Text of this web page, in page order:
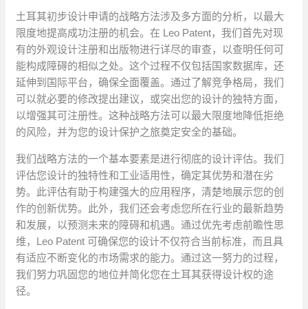
土耳其初步设计申请的战略方法涉及多方面的分析，以最大
限度地提高成功注册的机会。在 Leo Patent，我们首先对现
有的外观设计注册和出版物进行详尽的审查，以查明任何可
能构成障碍的相似之处。这个过程不仅包括国家数据库，还
延伸到国际平台，确保全面覆盖。通过了解竞争格局，我们
可以就必要的修改提出建议，或突出您的设计的独特方面，
以增强其可注册性。这种战略方法可以最大限度地降低拒绝
的风险，并为您的设计保护之旅奠定安全的基础。
我们战略方法的一个基本要素是进行彻底的设计评估。我们
评估您设计的独特性和工业适用性，确定其优势和潜在劣
势。此评估有助于构建强大的应用程序，清楚地展示您的创
作的创新优势。此外，我们还会考虑您所在行业的最新趋势
和发展，以预测未来的障碍和机遇。通过优先考虑前瞻性思
维，Leo Patent 可确保您的设计不仅符合当前标准，而且具
有适应不断变化的市场需求的能力。通过这一努力的过程，
我们努力巩固您的地位并简化您在土耳其获得设计权的途
径。